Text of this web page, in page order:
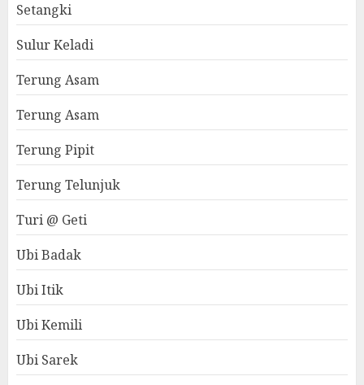
Setangki
Sulur Keladi
Terung Asam
Terung Asam
Terung Pipit
Terung Telunjuk
Turi @ Geti
Ubi Badak
Ubi Itik
Ubi Kemili
Ubi Sarek